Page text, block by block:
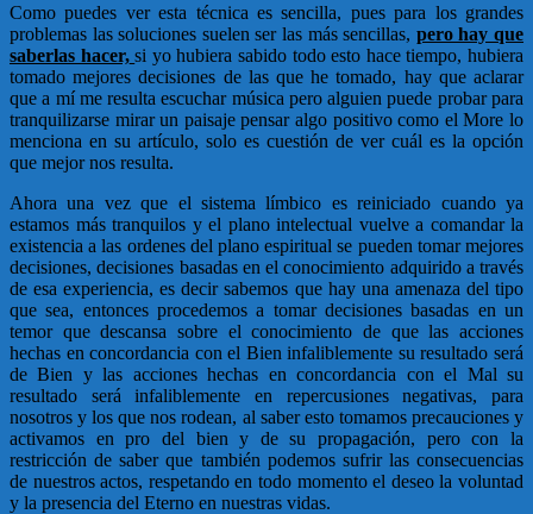
Como puedes ver esta técnica es sencilla, pues para los grandes
problemas las soluciones suelen ser las más sencillas, pero hay que
saberlas hacer, si yo hubiera sabido todo esto hace tiempo, hubiera
tomado mejores decisiones de las que he tomado, hay que aclarar
que a mí me resulta escuchar música pero alguien puede probar para
tranquilizarse mirar un paisaje pensar algo positivo como el More lo
menciona en su artículo, solo es cuestión de ver cuál es la opción
que mejor nos resulta.
Ahora una vez que el sistema límbico es reiniciado cuando ya
estamos más tranquilos y el plano intelectual vuelve a comandar la
existencia a las ordenes del plano espiritual se pueden tomar mejores
decisiones, decisiones basadas en el conocimiento adquirido a través
de esa experiencia, es decir sabemos que hay una amenaza del tipo
que sea, entonces procedemos a tomar decisiones basadas en un
temor que descansa sobre el conocimiento de que las acciones
hechas en concordancia con el Bien infaliblemente su resultado será
de Bien y las acciones hechas en concordancia con el Mal su
resultado será infaliblemente en repercusiones negativas, para
nosotros y los que nos rodean, al saber esto tomamos precauciones y
activamos en pro del bien y de su propagación, pero con la
restricción de saber que también podemos sufrir las consecuencias
de nuestros actos, respetando en todo momento el deseo la voluntad
y la presencia del Eterno en nuestras vidas.